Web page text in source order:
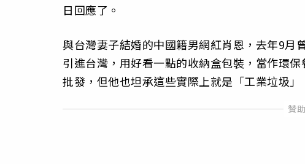
日回應了。
與台灣妻子結婚的中國籍男網紅肖恩，去年9月
引進台灣，用好看一點的收納盒包裝，當作環
批發，但他也坦承這些實際上就是「工業垃圾